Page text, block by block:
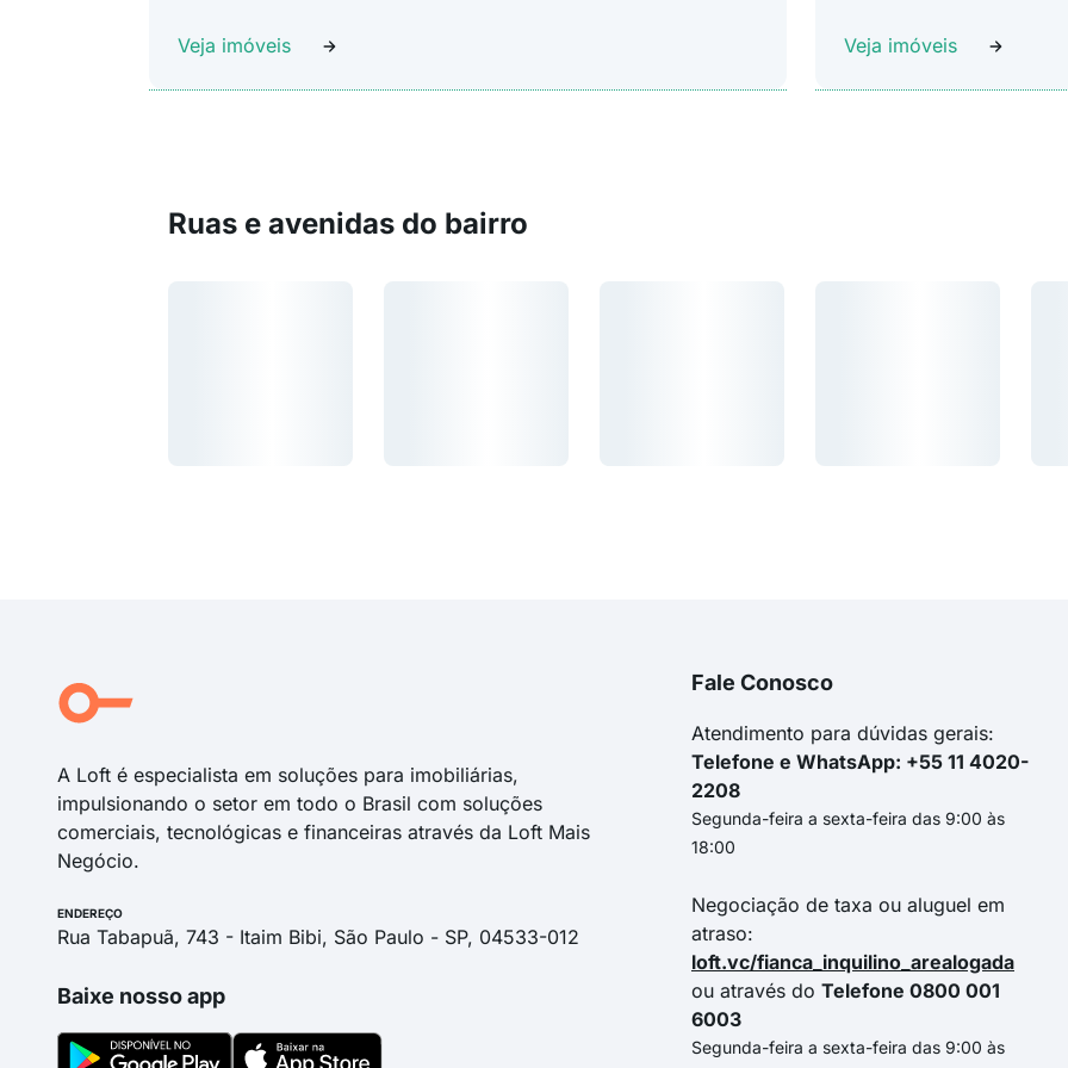
Veja imóveis Veja imóveis
Ruas e avenidas do bairro
A Loft é especialista em soluções para imobiliárias,
impulsionando o setor em todo o Brasil com soluções
comerciais, tecnológicas e financeiras através da Loft Mais
Negócio.
ENDEREÇO
Rua Tabapuã, 743 - Itaim Bibi, São Paulo - SP, 04533-012
Baixe nosso app
Fale Conosco
Atendimento para dúvidas gerais:
Telefone e WhatsApp: +55 11 4020-
2208
Segunda-feira a sexta-feira das 9:00 às
18:00
Negociação de taxa ou aluguel em
atraso:
loft.vc/fianca_inquilino_arealogada
ou através do Telefone 0800 001
6003
Segunda-feira a sexta-feira das 9:00 às